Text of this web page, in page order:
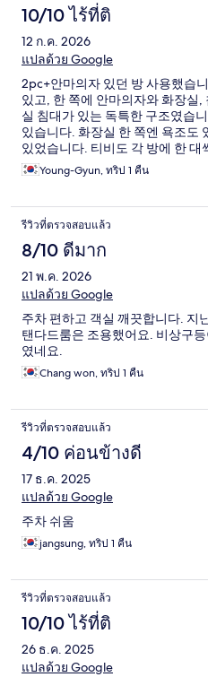
10/10 ไร้ที่ติ
12 ก.ค. 2026
แปลด้วย Google
2pc+안마의자 있던 방 사용했습
있고, 한 쪽에 안마의자와 화장실
실 침대가 있는 독특한 구조였습
있습니다. 화장실 한 쪽엔 욕조도
있었습니다. 티비도 각 방에 한
어 유용했습니다. 지하주차장도
바로 길옆 위치지만 소음도 들리
골목도 있었어요. 가족이 머무르
올 때엔 다시 묵고 싶군요.
Young-Gyun, ทริป 1 คืน
รีวิวที่ตรวจสอบแล้ว
8/10 ดีมาก
21 พ.ค. 2026
แปลด้วย Google
주차 편하고 객실 깨끗합니다. 지
탠다드룸은 조용했어요. 비상구
였네요.
Chang won, ทริป 1 คืน
รีวิวที่ตรวจสอบแล้ว
4/10 ค่อนข้างดี
17 ธ.ค. 2025
แปลด้วย Google
주차 쉬움
jangsung, ทริป 1 คืน
รีวิวที่ตรวจสอบแล้ว
10/10 ไร้ที่ติ
26 ธ.ค. 2025
แปลด้วย Google